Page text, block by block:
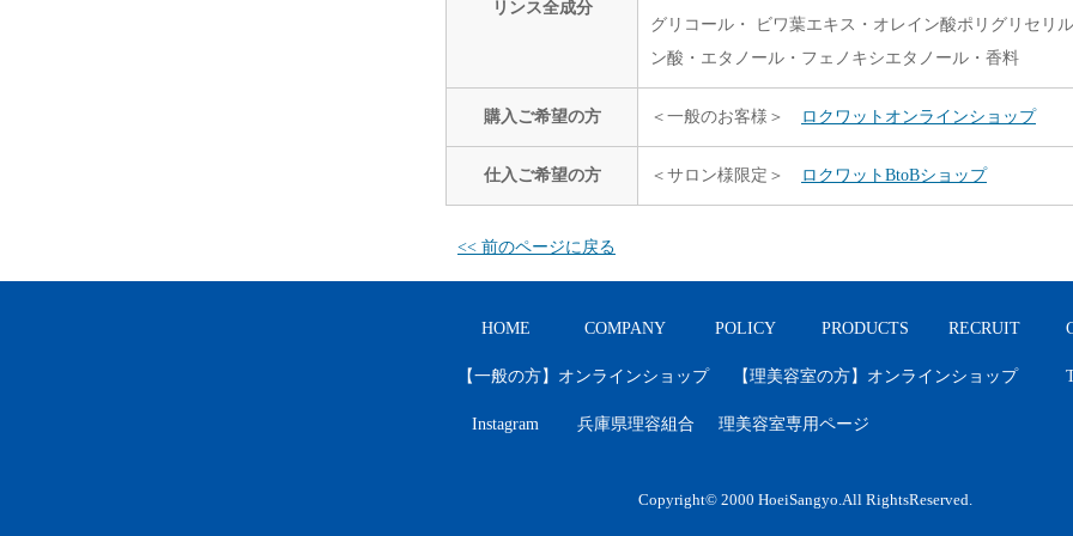
リンス全成分
グリコール・ ビワ葉エキス・オレイン酸ポリグリセリ
ン酸・エタノール・フェノキシエタノール・香料
購入ご希望の方 ＜一般のお客様＞ ロクワットオンラインショップ
仕入ご希望の方 ＜サロン様限定＞ ロクワットBtoBショップ
<< 前のページに戻る
HOME COMPANY POLICY PRODUCTS RECRUIT
【一般の方】オンラインショップ 【理美容室の方】オンラインショップ
Instagram 兵庫県理容組合 理美容室専用ページ
Copyright© 2000 HoeiSangyo.All RightsReserved.